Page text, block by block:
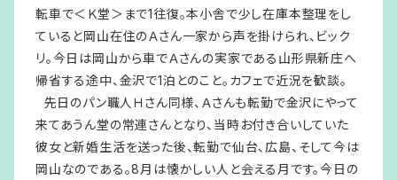
転車で＜Ｋ堂＞まで1往復。本小舎で少し在庫本整理をし
ていると岡山在住のＡさん一家から声を掛けられ、ビック
リ。今日は岡山から車でＡさんの実家である山形県新庄へ
帰省する途中、金沢で1泊とのこと。カフェで近況を歓談。
先日のパン職人Ｈさん同様、Ａさんも転勤で金沢にやって
来てあうん堂の常連さんとなり、当時お付き合いしていた
彼女と新婚生活を送った後、転勤で仙台、広島、そして今は
岡山なのである。8月は懐かしい人と会える月です。今日の